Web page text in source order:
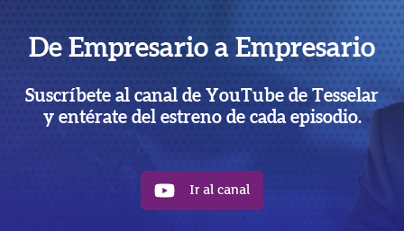
De Empresario a Empresario
Suscríbete al canal de YouTube de Tesselar
y entérate del estreno de cada episodio.
Ir al canal